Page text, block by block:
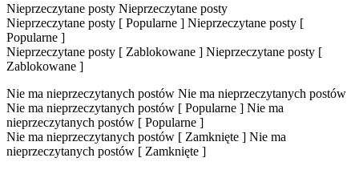
Nieprzeczytane posty Nieprzeczytane posty
Nieprzeczytane posty [ Popularne ] Nieprzeczytane posty [
Popularne ]
Nieprzeczytane posty [ Zablokowane ] Nieprzeczytane posty [
Zablokowane ]
Nie ma nieprzeczytanych postów Nie ma nieprzeczytanych postów
Nie ma nieprzeczytanych postów [ Popularne ] Nie ma
nieprzeczytanych postów [ Popularne ]
Nie ma nieprzeczytanych postów [ Zamknięte ] Nie ma
nieprzeczytanych postów [ Zamknięte ]